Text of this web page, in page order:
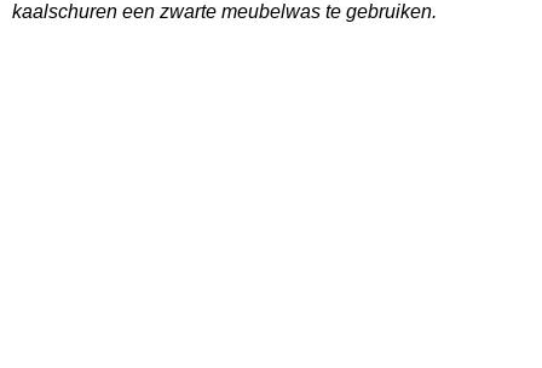
kaalschuren een zwarte meubelwas te gebruiken.